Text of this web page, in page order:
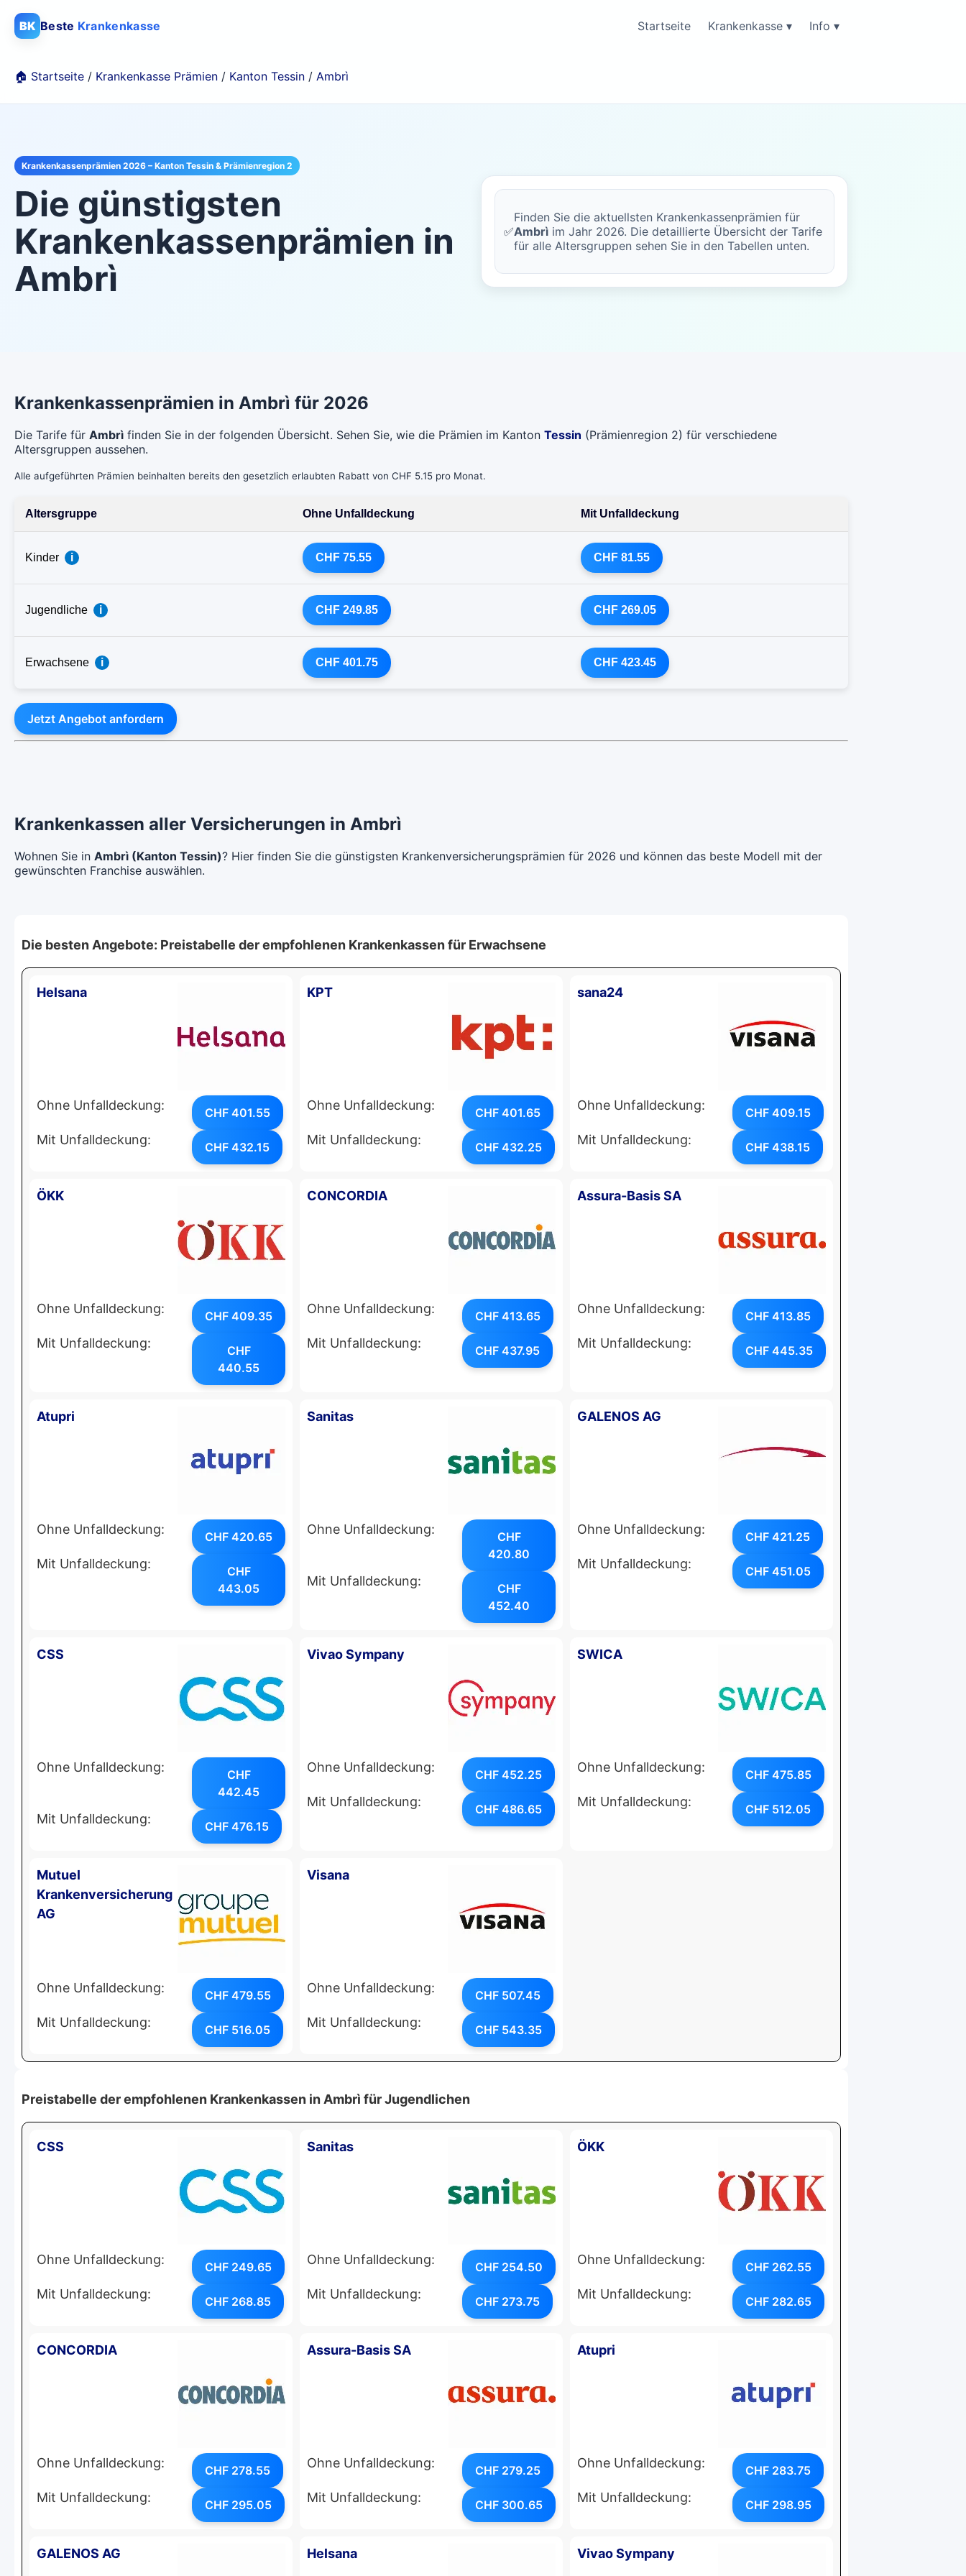
BK Beste Krankenkasse Startseite Krankenkasse ▾ Info ▾
🏠 Startseite / Krankenkasse Prämien / Kanton Tessin / Ambrì
Krankenkassenprämien 2026 – Kanton Tessin & Prämienregion 2
Die günstigsten
Krankenkassenprämien in
Ambrì
✅
Finden Sie die aktuellsten Krankenkassenprämien für
Ambrì im Jahr 2026. Die detaillierte Übersicht der Tarife
für alle Altersgruppen sehen Sie in den Tabellen unten.
Krankenkassenprämien in Ambrì für 2026
Die Tarife für Ambrì finden Sie in der folgenden Übersicht. Sehen Sie, wie die Prämien im Kanton Tessin (Prämienregion 2) für verschiedene
Altersgruppen aussehen.
Alle aufgeführten Prämien beinhalten bereits den gesetzlich erlaubten Rabatt von CHF 5.15 pro Monat.
Altersgruppe Ohne Unfalldeckung Mit Unfalldeckung
Kinder i CHF 75.55 CHF 81.55
Jugendliche i CHF 249.85 CHF 269.05
Erwachsene i CHF 401.75 CHF 423.45
Jetzt Angebot anfordern
Krankenkassen aller Versicherungen in Ambrì
Wohnen Sie in Ambrì (Kanton Tessin)? Hier finden Sie die günstigsten Krankenversicherungsprämien für 2026 und können das beste Modell mit der
gewünschten Franchise auswählen.
Die besten Angebote: Preistabelle der empfohlenen Krankenkassen für Erwachsene
Helsana
Ohne Unfalldeckung: CHF 401.55
Mit Unfalldeckung: CHF 432.15
KPT
Ohne Unfalldeckung: CHF 401.65
Mit Unfalldeckung: CHF 432.25
sana24
Ohne Unfalldeckung: CHF 409.15
Mit Unfalldeckung: CHF 438.15
ÖKK
Ohne Unfalldeckung: CHF 409.35
Mit Unfalldeckung:
CHF
440.55
CONCORDIA
Ohne Unfalldeckung: CHF 413.65
Mit Unfalldeckung: CHF 437.95
Assura-Basis SA
Ohne Unfalldeckung: CHF 413.85
Mit Unfalldeckung: CHF 445.35
Atupri
Ohne Unfalldeckung: CHF 420.65
Mit Unfalldeckung:
CHF
443.05
Sanitas
Ohne Unfalldeckung:
CHF
420.80
Mit Unfalldeckung:
CHF
452.40
GALENOS AG
Ohne Unfalldeckung: CHF 421.25
Mit Unfalldeckung: CHF 451.05
CSS
Ohne Unfalldeckung:
CHF
442.45
Mit Unfalldeckung: CHF 476.15
Vivao Sympany
Ohne Unfalldeckung: CHF 452.25
Mit Unfalldeckung: CHF 486.65
SWICA
Ohne Unfalldeckung: CHF 475.85
Mit Unfalldeckung: CHF 512.05
Mutuel
Krankenversicherung
AG
Ohne Unfalldeckung: CHF 479.55
Mit Unfalldeckung: CHF 516.05
Visana
Ohne Unfalldeckung: CHF 507.45
Mit Unfalldeckung: CHF 543.35
Preistabelle der empfohlenen Krankenkassen in Ambrì für Jugendlichen
CSS
Ohne Unfalldeckung: CHF 249.65
Mit Unfalldeckung: CHF 268.85
Sanitas
Ohne Unfalldeckung: CHF 254.50
Mit Unfalldeckung: CHF 273.75
ÖKK
Ohne Unfalldeckung: CHF 262.55
Mit Unfalldeckung: CHF 282.65
CONCORDIA
Ohne Unfalldeckung: CHF 278.55
Mit Unfalldeckung: CHF 295.05
Assura-Basis SA
Ohne Unfalldeckung: CHF 279.25
Mit Unfalldeckung: CHF 300.65
Atupri
Ohne Unfalldeckung: CHF 283.75
Mit Unfalldeckung: CHF 298.95
GALENOS AG Helsana Vivao Sympany